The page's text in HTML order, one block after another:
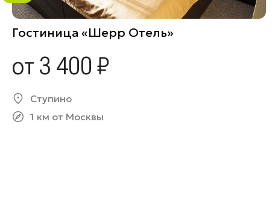
Гостиница «Шерр Отель»
от 3 400 ₽
Ступино
1 км от Москвы